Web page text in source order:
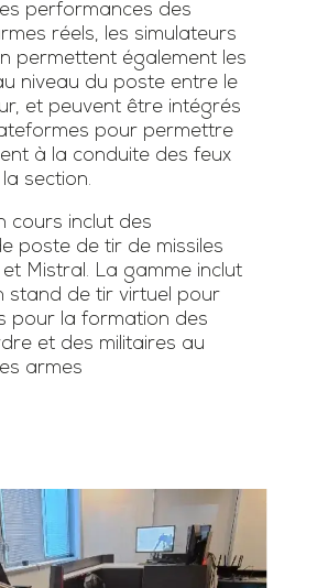
performances des
réels, les simulateurs
permettent également les
niveau du poste entre le
et peuvent être intégrés
pour permettre
à la conduite des feux
section.
cours inclut des
poste de tir de missiles
Mistral. La gamme inclut
stand de tir virtuel pour
pour la formation des
et des militaires au
armes